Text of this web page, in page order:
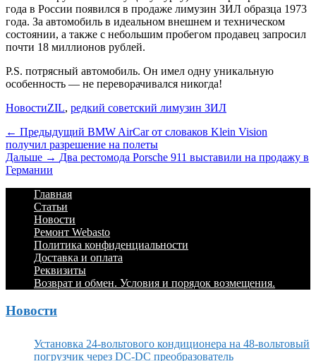
года в России появился в продаже лимузин ЗИЛ образца 1973
года. За автомобиль в идеальном внешнем и техническом
состоянии, а также с небольшим пробегом продавец запросил
почти 18 миллионов рублей.
P.S. потрясный автомобиль. Он имел одну уникальную
особенность — не переворачивался никогда!
Категории
НовостиТеги
ZIL, редкий советский лимузин ЗИЛ
Навигация
по
записям
← Предыдущий Предыдущий
BMW AirCar от словаков Klein Vision
получил разрешение на полеты
Дальше → Дальше:
Два рестомода Porsche 911 выставили на продажу в
Германии
Footer
Menu
Перейти
содержимому
Главная
Статьи
Новости
Ремонт Webasto
Политика конфиденциальности
Доставка и оплата
Реквизиты
Возврат и обмен. Условия и порядок возмещения.
Новости
Установка 24-вольтового кондиционера на 48-вольтовый
погрузчик через DC-DC преобразователь